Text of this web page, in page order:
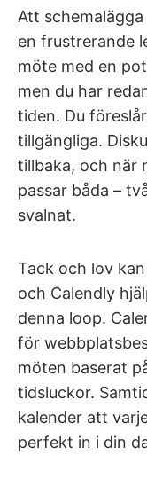
Att
en frustrerande
möte med en
men du har
tiden. Du
tillgängliga.
tillbaka, och när
passar båda –
svalnat.
Tack och lov
och Calendly
denna loop.
för
möten baserat
tidsluckor.
kalender att
perfekt in i din